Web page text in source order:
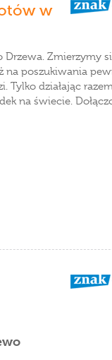
w
Drzewa. Zmierzymy
na poszukiwania
działając
na świecie.